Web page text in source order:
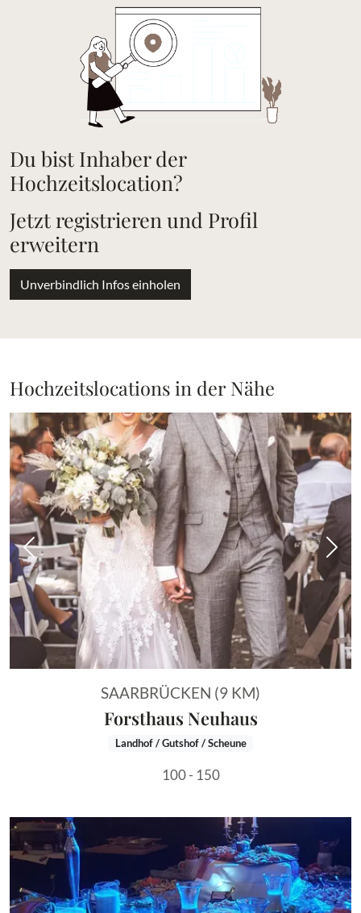
Du bist Inhaber der
Hochzeitslocation?
Jetzt registrieren und Profil
erweitern
Unverbindlich Infos einholen
Hochzeitslocations in der Nähe
Vorheriges Bild
SAARBRÜCKEN (9 KM)
Forsthaus Neuhaus
Landhof / Gutshof / Scheune
100 - 150